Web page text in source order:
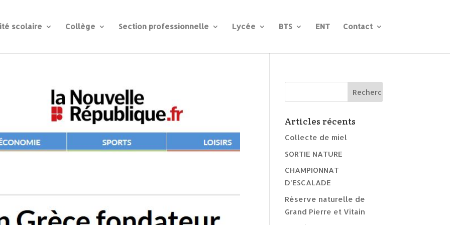
scolaire Collège Section professionnelle Lycée BTS ENT Contact
Articles récents
Collecte de miel
SORTIE NATURE
CHAMPIONNAT
D’ESCALADE
Réserve naturelle de
Grand Pierre et Vitain